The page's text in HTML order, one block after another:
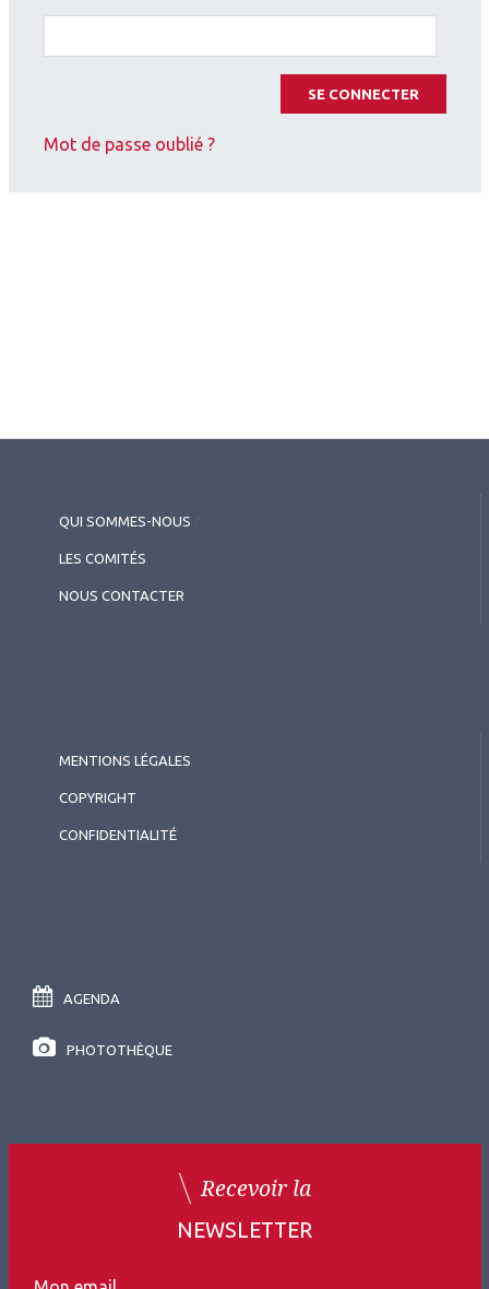
SE CONNECTER
Mot de passe oublié ?
QUI SOMMES-NOUS
LES COMITÉS
NOUS CONTACTER
MENTIONS LÉGALES
COPYRIGHT
CONFIDENTIALITÉ
AGENDA
PHOTOTHÈQUE
Recevoir la
NEWSLETTER